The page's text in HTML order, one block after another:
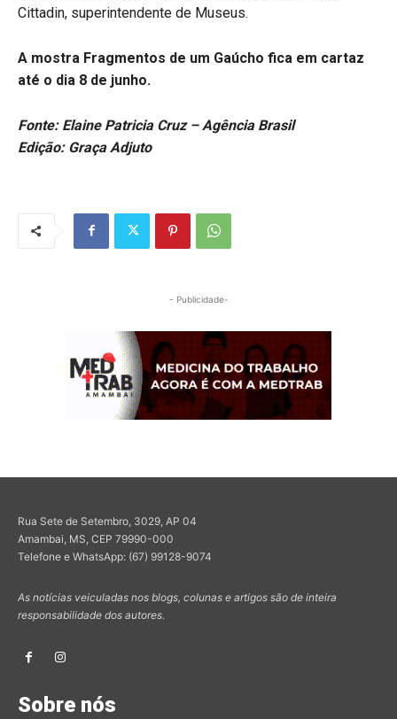
Cittadin, superintendente de Museus.
A mostra Fragmentos de um Gaúcho fica em cartaz
até o dia 8 de junho.
Fonte: Elaine Patricia Cruz – Agência Brasil
Edição: Graça Adjuto
- Publicidade-
Rua Sete de Setembro, 3029, AP 04
Amambai, MS, CEP 79990-000
Telefone e WhatsApp: (67) 99128-9074
As notícias veiculadas nos blogs, colunas e artigos são de inteira
responsabilidade dos autores.
Sobre nós